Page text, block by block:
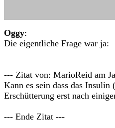
Oggy:
Die eigentliche Frage war ja:
--- Zitat von: MarioReid am
Kann es sein dass das Insulin
Erschütterung erst nach
--- Ende Zitat ---